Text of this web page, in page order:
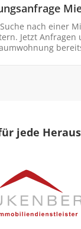
nach einer
Jetzt Anfragen
jede